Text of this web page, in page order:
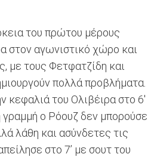
του πρώτου μέρους
στον αγωνιστικό χώρο και
με τους Φετφατζίδη και
πολλά προβλήματα.
κεφαλιά του Ολιβέιρα στο 6'
ο Ρόουζ δεν μπορούσε
λάθη και ασύνδετες τις
στο 7’ με σουτ του